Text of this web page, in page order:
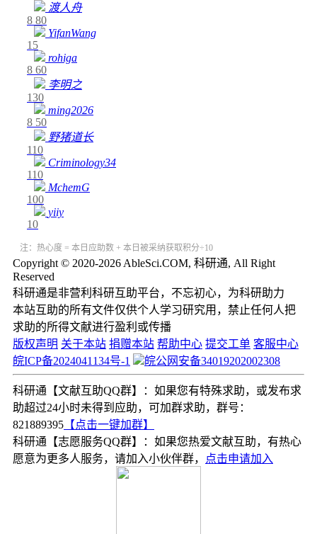
渡人舟
8 80
YifanWang
15
rohiga
8 60
李明之
130
ming2026
8 50
野猪道长
110
Criminology34
110
MchemG
100
yiiy
10
注：热心度 = 本日应助数 + 本日被采纳获取积分÷10
Copyright © 2020-2026 AbleSci.COM, 科研通, All Right
Reserved
科研通是非营利科研互助平台，不忘初心，为科研助力
本站互助的所有文件仅供个人学习研究用，禁止任何人把
求助的所得文献进行盈利或传播
版权声明 关于本站 捐赠本站 帮助中心 提交工单 客服中心
皖ICP备2024041134号-1
皖公网安备34019202002308
科研通【文献互助QQ群】：如果您有特殊求助，或发布求
助超过24小时未得到应助，可加群求助，群号：
821889395 【点击一键加群】
科研通【志愿服务QQ群】：如果您热爱文献互助，有热心
愿意为更多人服务，请加入小伙伴群，
点击申请加入